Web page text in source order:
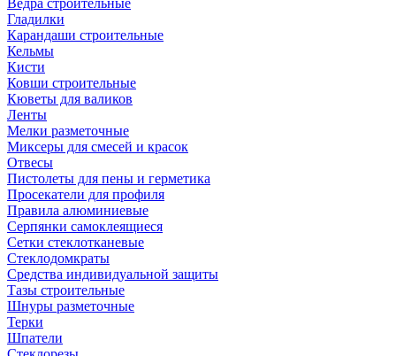
Ведра строительные
Гладилки
Карандаши строительные
Кельмы
Кисти
Ковши строительные
Кюветы для валиков
Ленты
Мелки разметочные
Миксеры для смесей и красок
Отвесы
Пистолеты для пены и герметика
Просекатели для профиля
Правила алюминиевые
Серпянки самоклеящиеся
Сетки стеклотканевые
Стеклодомкраты
Средства индивидуальной защиты
Тазы строительные
Шнуры разметочные
Терки
Шпатели